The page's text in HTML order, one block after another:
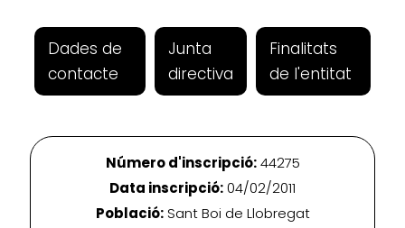
Dades de
contacte
Junta
directiva
Finalitats
de l'entitat
Número d'inscripció:44275
Data inscripció:04/02/2011
Població:Sant Boi de Llobregat